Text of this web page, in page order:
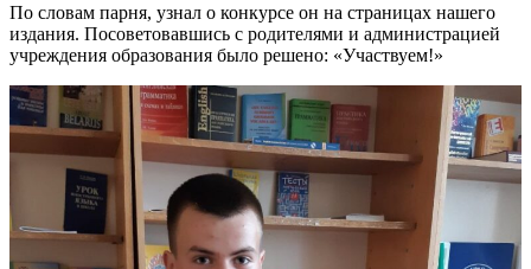
По словам парня, узнал о конкурсе он на страницах нашего
издания. Посоветовавшись с родителями и администрацией
учреждения образования было решено: «Участвуем!»